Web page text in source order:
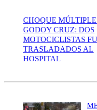
CHOQUE
GODOY CRUZ: DOS
MOTOCICLISTAS
TRASLADADOS AL
HOSPITAL